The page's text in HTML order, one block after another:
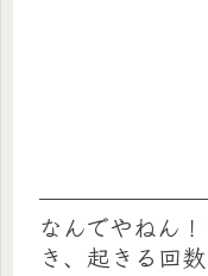
なんでやねん
き、起きる回